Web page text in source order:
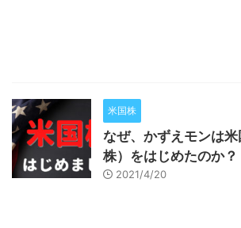
米国株
なぜ、かずえモンは
株）をはじめたのか？
2021/4/20